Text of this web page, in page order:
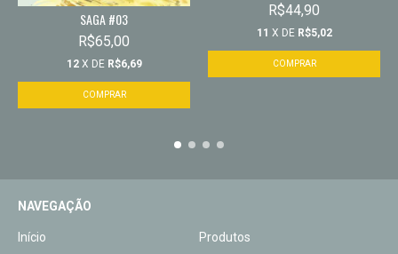
SAGA #03
R$65,00
12 X DE R$6,69
R$44,90
11 X DE R$5,02
NAVEGAÇÃO
Início Produtos